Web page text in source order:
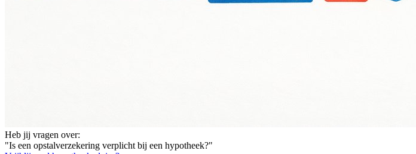
Heb jij vragen over:
"Is een opstalverzekering verplicht bij een hypotheek?"